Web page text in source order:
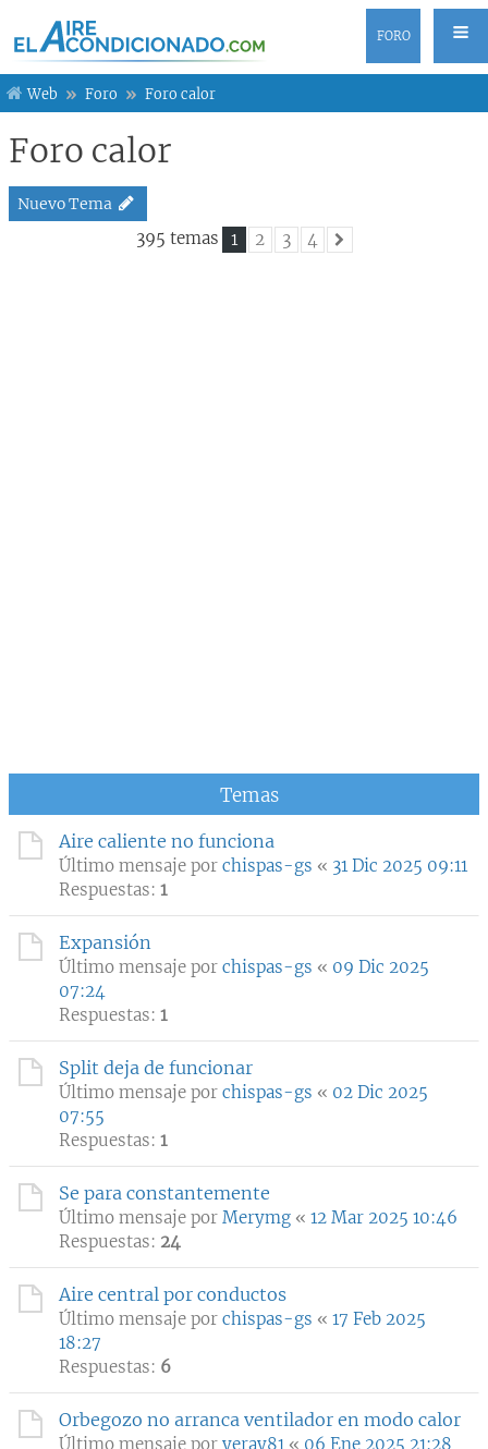
FORO
Web Foro Foro calor
Foro calor
Nuevo Tema
395 temas 1 2 3
4
Siguiente
Temas
Aire caliente no funciona
Último mensaje por chispas-gs « 31 Dic 2025 09:11
Respuestas: 1
Expansión
Último mensaje por chispas-gs « 09 Dic 2025
07:24
Respuestas: 1
Split deja de funcionar
Último mensaje por chispas-gs « 02 Dic 2025
07:55
Respuestas: 1
Se para constantemente
Último mensaje por Merymg « 12 Mar 2025 10:46
Respuestas: 24
Aire central por conductos
Último mensaje por chispas-gs « 17 Feb 2025
18:27
Respuestas: 6
Orbegozo no arranca ventilador en modo calor
Último mensaje por yeray81« 06 Ene 2025 21:28